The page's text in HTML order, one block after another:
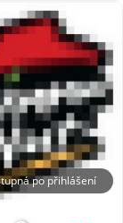
po přihlášení